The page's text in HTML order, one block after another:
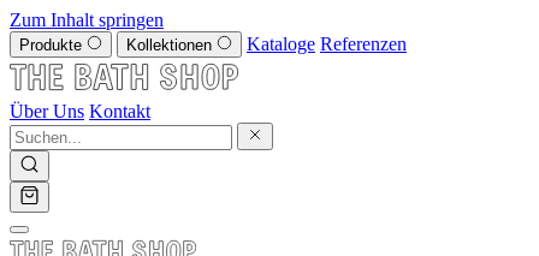
Zum Inhalt springen
Produkte Kollektionen Kataloge Referenzen
Über Uns Kontakt